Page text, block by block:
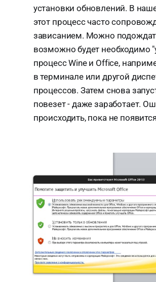
установки обновлений. В
этот процесс часто
зависанием. Можно
возможно будет необходимо
процесс Wine и Office,
в терминале или другой
процессов. Затем снова
повезет - даже заработает.
происходить, пока не